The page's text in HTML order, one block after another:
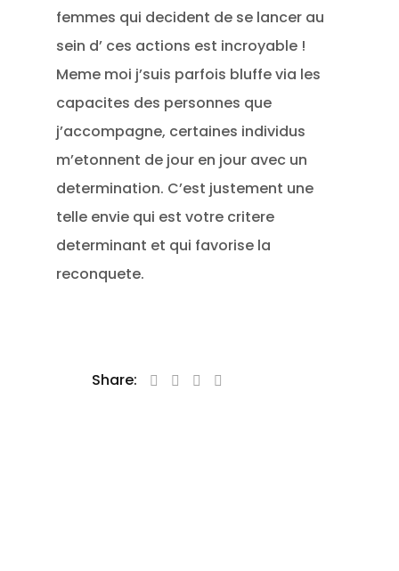
femmes qui decident de se lancer au
sein d’ ces actions est incroyable !
Meme moi j’suis parfois bluffe via les
capacites des personnes que
j’accompagne, certaines individus
m’etonnent de jour en jour avec un
determination. C’est justement une
telle envie qui est votre critere
determinant et qui favorise la
reconquete.
Share: